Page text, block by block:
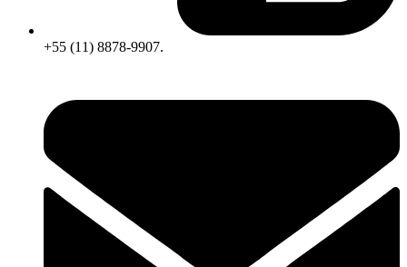
+55 (11) 8878-9907.